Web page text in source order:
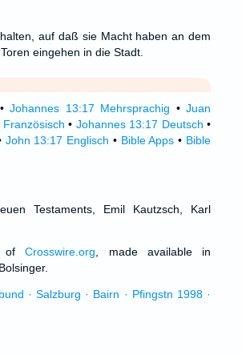
auf daß sie Macht haben an dem
eingehen in die Stadt.
•Johannes 13:17 Mehrsprachig • Juan
• Johannes 13:17 Deutsch •
John 13:17 Englisch • Bible Apps • Bible
Testaments, Emil Kautzsch, Karl
ofCrosswire.org , made available in
· Salzburg · Bairn · Pfingstn 1998 ·